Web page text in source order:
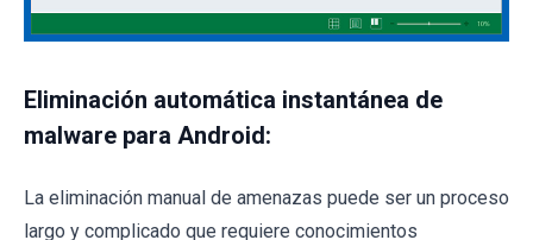
Eliminación automática instantánea de
malware para Android:
La eliminación manual de amenazas puede ser un proceso
largo y complicado que requiere conocimientos